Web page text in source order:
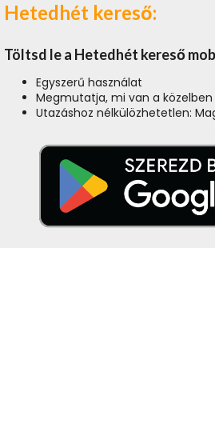
Hetedhét kereső:
Töltsd le a Hetedhét kereső
Egyszerű használat
Megmutatja, mi van a közelben
Utazáshoz nélkülözhetetlen: